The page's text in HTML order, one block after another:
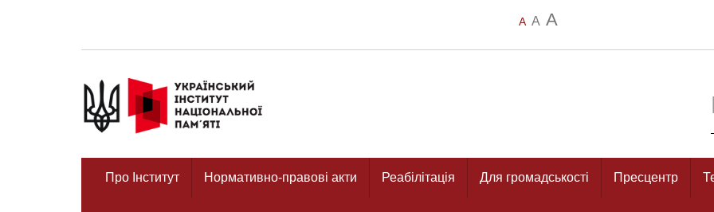
A A A
Про Інститут Нормативно-правові акти Реабілітація Для громадськості Пресцентр